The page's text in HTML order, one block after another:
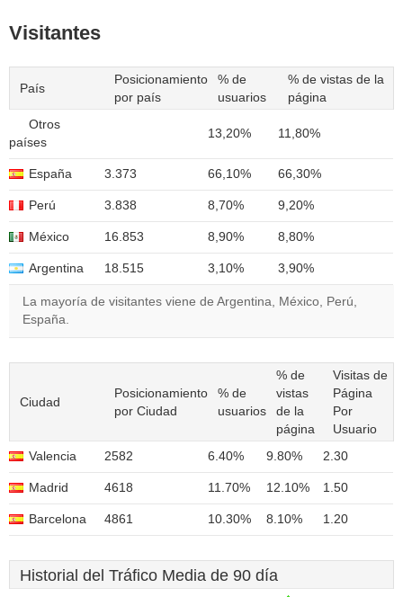
Visitantes
País
Posicionamiento
por país
% de
usuarios
% de vistas de la
página
Otros
países
13,20% 11,80%
España 3.373 66,10% 66,30%
Perú 3.838 8,70% 9,20%
México 16.853 8,90% 8,80%
Argentina 18.515 3,10% 3,90%
La mayoría de visitantes viene de Argentina, México, Perú,
España.
Ciudad
Posicionamiento
por Ciudad
% de
usuarios
% de
vistas
de la
página
Visitas de
Página
Por
Usuario
Valencia
2582 6.40% 9.80% 2.30
Madrid 4618 11.70% 12.10% 1.50
Barcelona 4861 10.30% 8.10% 1.20
Historial del Tráfico Media de 90 día